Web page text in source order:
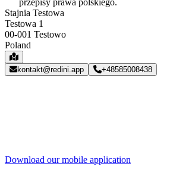
przepisy prawa polskiego.
Footer
Stajnia Testowa
Testowa 1
00-001 Testowo
Poland
kontakt@redini.app +48585008438
Download our mobile application